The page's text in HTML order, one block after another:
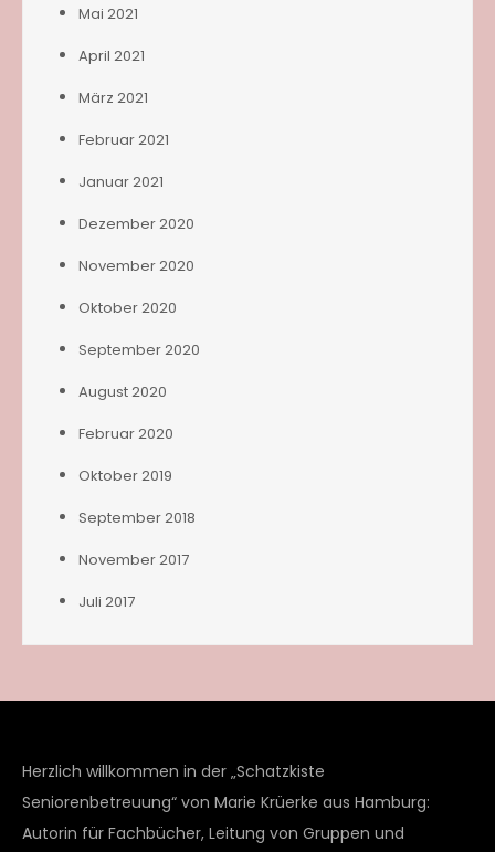
Mai 2021
April 2021
März 2021
Februar 2021
Januar 2021
Dezember 2020
November 2020
Oktober 2020
September 2020
August 2020
Februar 2020
Oktober 2019
September 2018
November 2017
Juli 2017
Herzlich willkommen in der „Schatzkiste
Seniorenbetreuung“ von Marie Krüerke aus Hamburg:
Autorin für Fachbücher, Leitung von Gruppen und